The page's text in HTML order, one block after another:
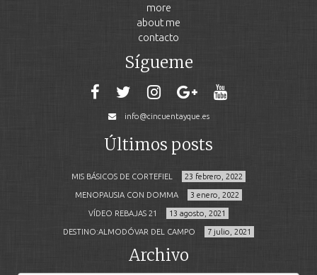
more
about me
contacto
Sígueme
info@cincuentayque.es
Últimos posts
MIS BÁSICOS DE CORTEFIEL 23 febrero, 2022
MENOPAUSIA CON DOMMA 3 enero, 2022
VÍDEO REBAJAS 21 13 agosto, 2021
DESTINO:ALMODÓVAR DEL CAMPO 7 julio, 2021
Archivo